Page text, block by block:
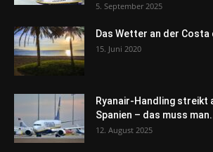
5. September 2025
Das Wetter an der Costa
15. Juni 2020
Ryanair-Handling streikt
Spanien – das muss
12. August 2025